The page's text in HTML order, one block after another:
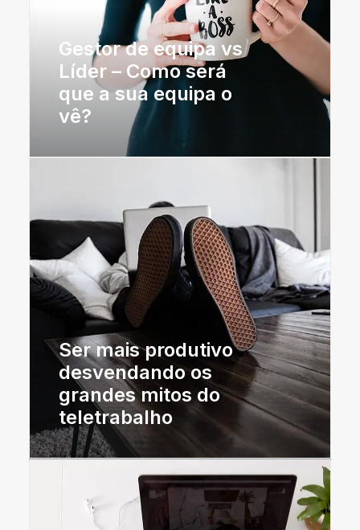
Gestor de equipa vs
Líder – Como será
que a sua equipa o
vê?
Ser mais produtivo
desvendando os
grandes mitos do
teletrabalho